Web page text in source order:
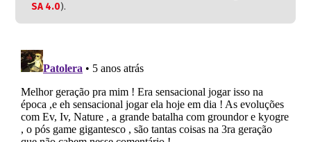
SA 4.0).